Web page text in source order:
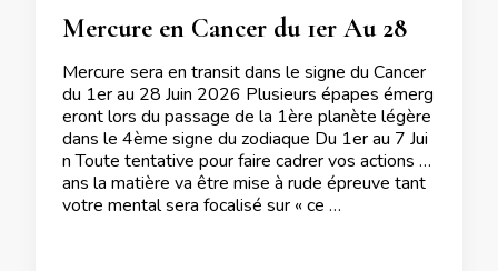
Mercure sera en transit dans le signe du Cancer
du 1er au 28 Juin 2026 Plusieurs épapes émerg
eront lors du passage de la 1ère planète légère
dans le 4ème signe du zodiaque Du 1er au 7 Jui
n Toute tentative pour faire cadrer vos actions d
ans la matière va être mise à rude épreuve tant
votre mental sera focalisé sur « ce …